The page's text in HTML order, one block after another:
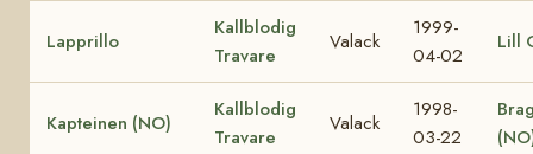
Lapprillo
Kallblodig
Travare
Valack
1999-
04-02
Lill
Kapteinen (NO)
Kallblodig
Travare
Valack
1998-
03-22